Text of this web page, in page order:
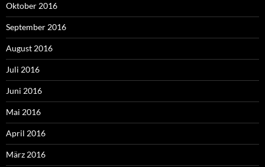
Oktober 2016
September 2016
August 2016
Juli 2016
Juni 2016
Mai 2016
April 2016
März 2016